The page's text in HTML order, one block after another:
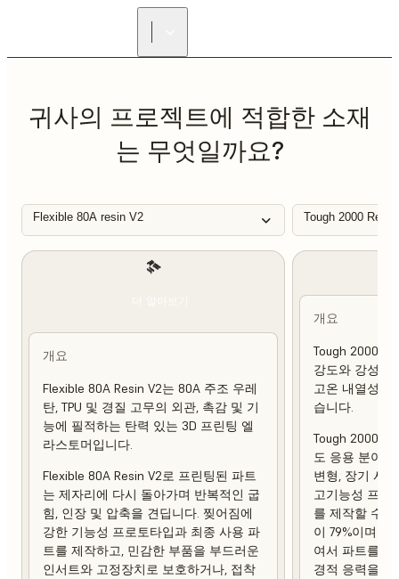
귀사의 프로젝트에 적합한 소재
는 무엇일까요?
Flexible 80A resin V2 Tough 2000
개요
Flexible 80A Resin V2는 80A 주조 우레
탄, TPU 및 경질 고무의 외관, 촉감 및 기
능에 필적하는 탄력 있는 3D 프린팅 엘
라스토머입니다.
Flexible 80A Resin V2로 프린팅된 파트
는 제자리에 다시 돌아가며 반복적인 굽
힘, 인장 및 압축을 견딥니다. 찢어짐에
강한 기능성 프로토타입과 최종 사용 파
트를 제작하고, 민감한 부품을 부드러운
인서트와 고정장치로 보호하거나, 접착
개요
Tough 2000
강도와 강성이
고온 내열성
습니다.
Tough 2000
도 응용 분야
변형, 장기 사
고기능성 프로
를 제작할 수
이 79%이며 열
여서 파트를
경적 응력을